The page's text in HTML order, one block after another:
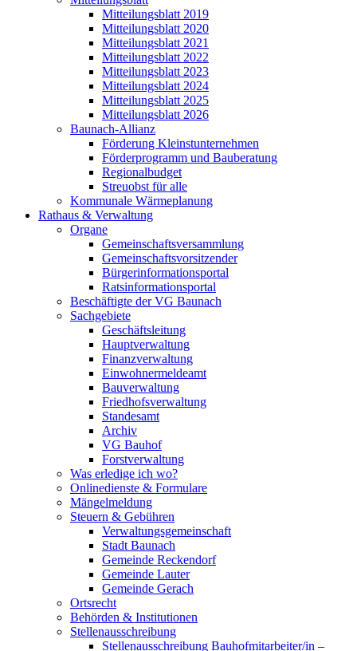
Mitteilungsblatt 2019
Mitteilungsblatt 2020
Mitteilungsblatt 2021
Mitteilungsblatt 2022
Mitteilungsblatt 2023
Mitteilungsblatt 2024
Mitteilungsblatt 2025
Mitteilungsblatt 2026
Baunach-Allianz
Förderung Kleinstunternehmen
Förderprogramm und Bauberatung
Regionalbudget
Streuobst für alle
Kommunale Wärmeplanung
Rathaus & Verwaltung
Organe
Gemeinschaftsversammlung
Gemeinschaftsvorsitzender
Bürgerinformationsportal
Ratsinformationsportal
Beschäftigte der VG Baunach
Sachgebiete
Geschäftsleitung
Hauptverwaltung
Finanzverwaltung
Einwohnermeldeamt
Bauverwaltung
Friedhofsverwaltung
Standesamt
Archiv
VG Bauhof
Forstverwaltung
Was erledige ich wo?
Onlinedienste & Formulare
Mängelmeldung
Steuern & Gebühren
Verwaltungsgemeinschaft
Stadt Baunach
Gemeinde Reckendorf
Gemeinde Lauter
Gemeinde Gerach
Ortsrecht
Behörden & Institutionen
Stellenausschreibung
Stellenausschreibung Bauhofmitarbeiter/in –